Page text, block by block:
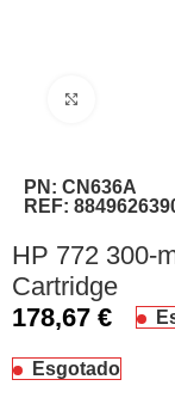
PN:CN636A
REF:
HP 772 300-
Cartridge
178,67€
Esgotado